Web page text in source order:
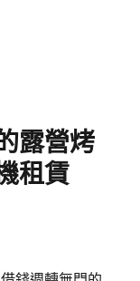
露營烤
租賃